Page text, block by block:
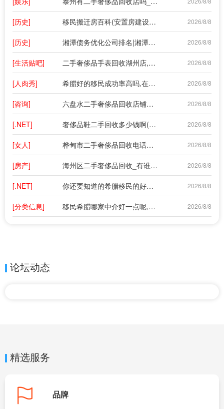
[历史] 移民搬迁房百科(安置房建设的意义有哪些?安置房申请条件全解答) 2026/8/8
[历史] 湘潭债务优化公司排名|湘潭负债率全国排名第几 2026/8/8
[生活贴吧] 二手奢侈品手表回收湖州店,名牌手表哪里回收 2026/8/8
[人肉秀] 希腊好的移民成功率高吗,在全球家园办希腊移民成功率很高是不是真的? 2026/8/8
[咨询] 六盘水二手奢侈品回收店铺在哪里啊_mk二手包包哪里回收 2026/8/8
[.NET] 奢侈品鞋二手回收多少钱啊(二手奢侈品回收多少钱?) 2026/8/8
[女人] 桦甸市二手奢侈品回收电话地址在哪(哪里有做奢侈品回收的店?) 2026/8/8
[房产] 海州区二手奢侈品回收_有谁知道哪里可以回收奢侈品? 2026/8/8
[.NET] 你还要知道的希腊移民的好处,移民希腊的优势有哪些? 2026/8/8
[分类信息] 移民希腊哪家中介好一点呢,比较好的移民中介有哪家啊? 2026/8/8
论坛动态
精选服务
品牌